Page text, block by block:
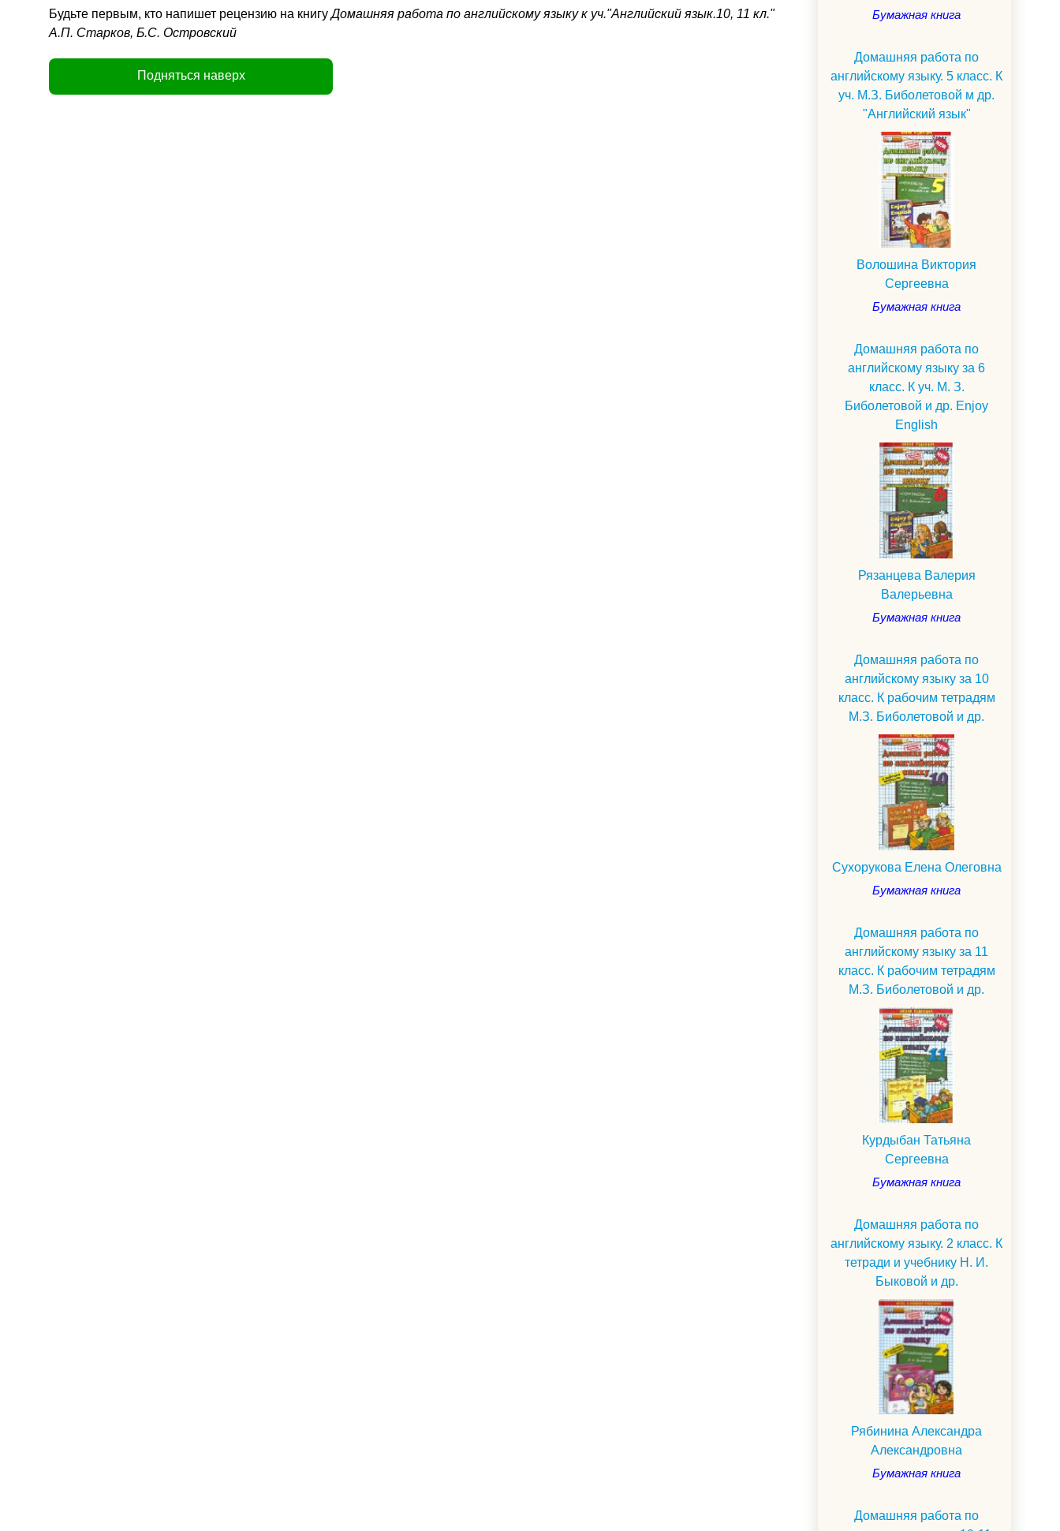
Будьте первым, кто напишет рецензию на книгуДомашняя работа по английскому языку к уч."Английский язык.10, 11 кл."
А.П. Старков, Б.С. Островский
Подняться наверх
Бумажная книга
Домашняя работа по
английскому языку. 5 класс. К
уч. М.З. Биболетовой м др.
"Английский язык"
Волошина Виктория
Сергеевна
Бумажная книга
Домашняя работа по
английскому языку за 6
класс. К уч. М. З.
Биболетовой и др. Enjoy
English
Рязанцева Валерия
Валерьевна
Бумажная книга
Домашняя работа по
английскому языку за 10
класс. К рабочим тетрадям
М.З. Биболетовой и др.
Сухорукова Елена Олеговна
Бумажная книга
Домашняя работа по
английскому языку за 11
класс. К рабочим тетрадям
М.З. Биболетовой и др.
Курдыбан Татьяна
Сергеевна
Бумажная книга
Домашняя работа по
английскому языку. 2 класс. К
тетради и учебнику Н. И.
Быковой и др.
Рябинина Александра
Александровна
Бумажная книга
Домашняя работа по